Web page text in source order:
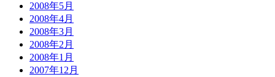
2008年5月
2008年4月
2008年3月
2008年2月
2008年1月
2007年12月